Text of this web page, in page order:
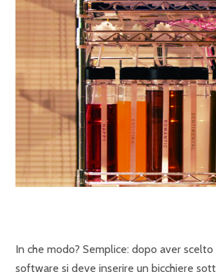
In che modo? Semplice: dopo aver
software si deve inserire un bicchiere